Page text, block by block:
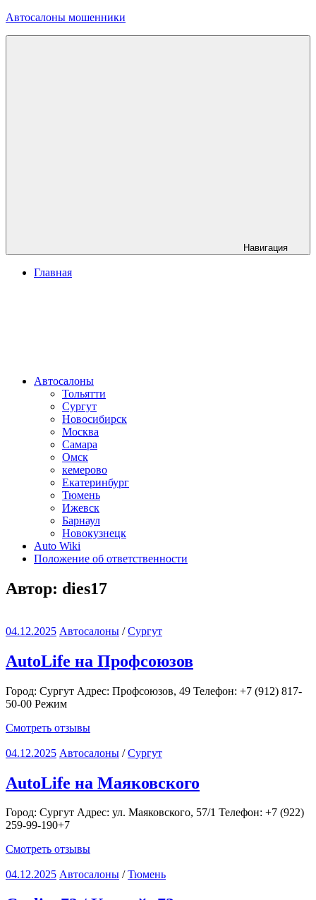
Перейти
Автосалоны мошенники
Навигация
Главная
Автосалоны
Тольятти
Сургут
Новосибирск
Москва
Самара
Омск
кемерово
Екатеринбург
Тюмень
Ижевск
Барнаул
Новокузнецк
Auto Wiki
Положение об ответственности
Автор: dies17
04.12.2025 Автосалоны /Сургут
AutoLife на Профсоюзов
Город: Сургут Адрес: Профсоюзов, 49 Телефон: +7 (912) 817-
50-00 Режим
Смотреть отзывы
04.12.2025 Автосалоны /Сургут
AutoLife на Маяковского
Город: Сургут Адрес: ул. Маяковского, 57/1 Телефон: +7 (922)
259-99-190+7
Смотреть отзывы
04.12.2025 Автосалоны /Тюмень